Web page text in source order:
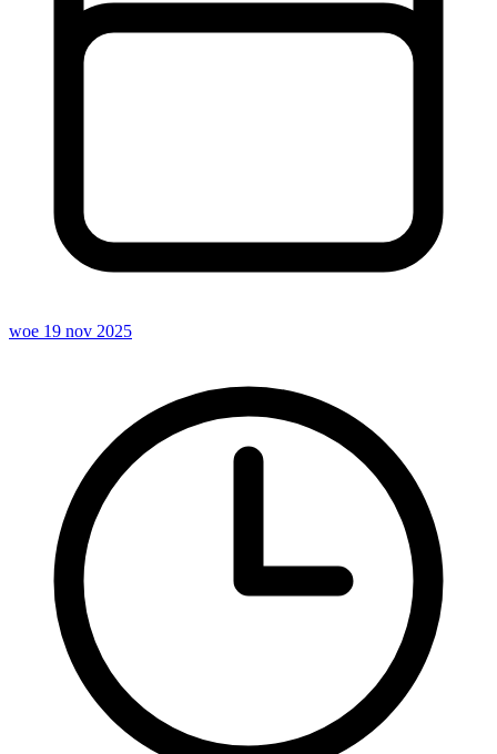
woe 19 nov 2025